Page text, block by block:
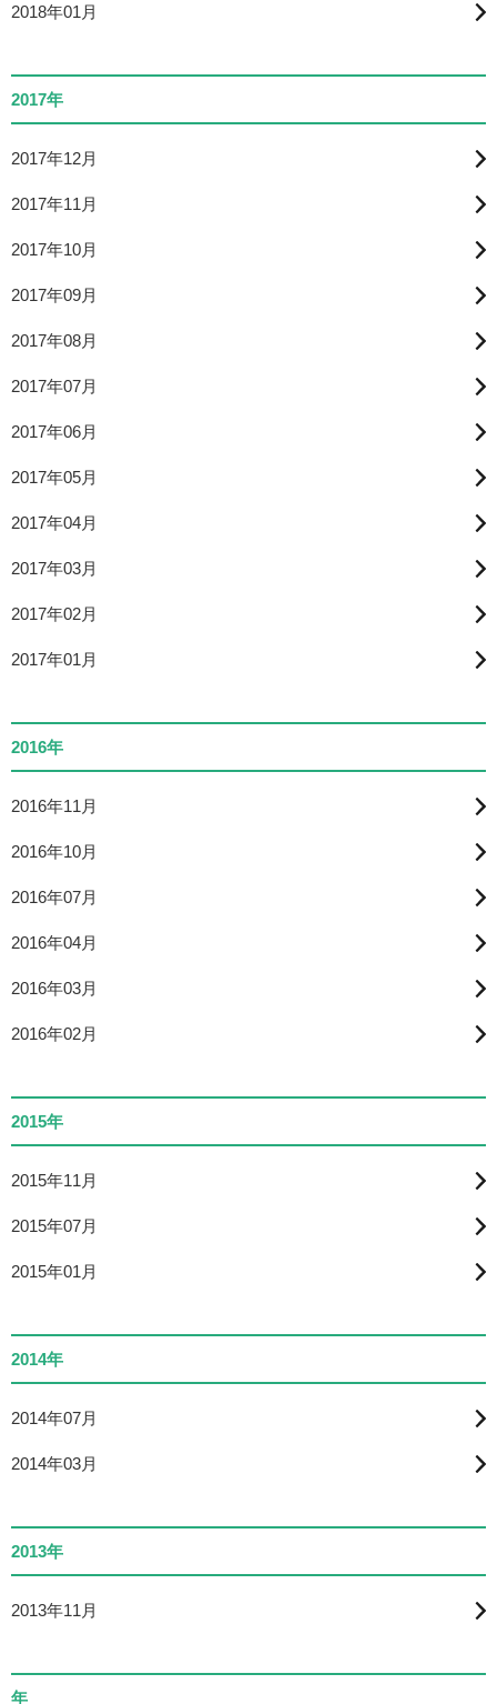
2018年01月
2017年
2017年12月
2017年11月
2017年10月
2017年09月
2017年08月
2017年07月
2017年06月
2017年05月
2017年04月
2017年03月
2017年02月
2017年01月
2016年
2016年11月
2016年10月
2016年07月
2016年04月
2016年03月
2016年02月
2015年
2015年11月
2015年07月
2015年01月
2014年
2014年07月
2014年03月
2013年
2013年11月
年